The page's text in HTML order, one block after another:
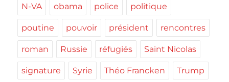
N-VA obama police politique
poutine pouvoir président rencontres
roman Russie réfugiés Saint Nicolas
signature Syrie Théo Francken Trump